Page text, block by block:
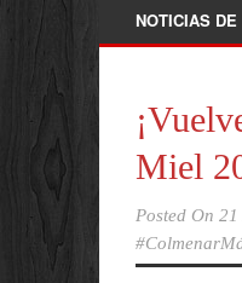
NOTICIAS
Raule en Marbella 2026:
Miel
Posted On 21